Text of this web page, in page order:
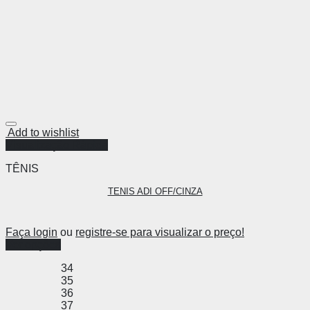
Add to wishlist
TÊNIS
TENIS ADI OFF/CINZA
Faça login ou registre-se para visualizar o preço!
34
35
36
37